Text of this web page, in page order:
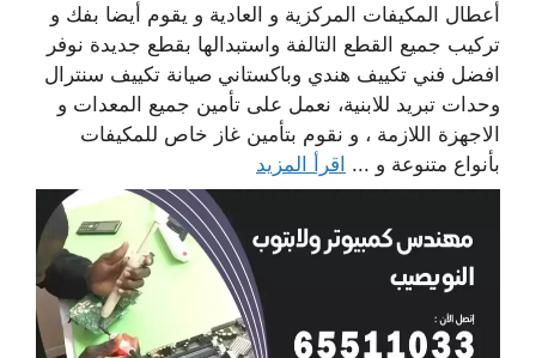
أعطال المكيفات المركزية و العادية و يقوم أيضا بفك و
تركيب جميع القطع التالفة واستبدالها بقطع جديدة نوفر
افضل فني تكييف هندي وباكستاني صيانة تكييف سنترال
وحدات تبريد للابنية، نعمل على تأمين جميع المعدات و
الاجهزة اللازمة ، و نقوم بتأمين غاز خاص للمكيفات
بأنواع متنوعة و ... اقرأ المزيد